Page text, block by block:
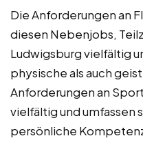
Die Anforderungen an
diesen Nebenjobs,
Ludwigsburg vielfältig
physische als auch
Anforderungen an
vielfältig und umfassen
persönliche